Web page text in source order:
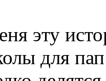
эту
для